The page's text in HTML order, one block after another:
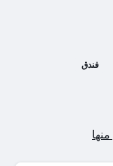
فندق